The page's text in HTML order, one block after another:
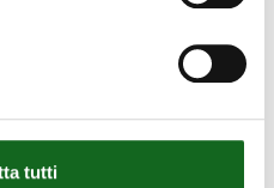
tutti
applications